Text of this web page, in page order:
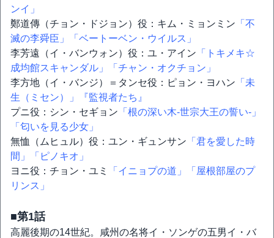
ンイ」
鄭道傳（チョン・ドジョン）役：キム・ミョンミン 「不
滅の李舜臣」
「ベートーベン・ウイルス」
李芳遠（イ・バンウォン）役：ユ・アイン 「トキメキ☆
成均館スキャンダル」
「チャン・オクチョン」
李方地（イ・バンジ）＝タンセ役：ピョン・ヨハン 「未
生（ミセン）」
『監視者たち』
プニ役：シン・セギョン 「根の深い木-世宗大王の誓い-」
「匂いを見る少女」
無恤（ムヒュル）役：ユン・ギュンサン 「君を愛した時
間」
「ピノキオ」
ヨニ役：チョン・ユミ
「イニョプの道」
「屋根部屋のプ
リンス」
■第1話
高麗後期の14世紀。咸州の名将イ・ソンゲの五男イ・バ